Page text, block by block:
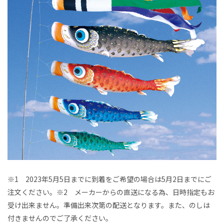
※1 2023年5月5日までに到着をご希望の場合は5月2日までにご
注文ください。※2 メーカーからの直送になる為、日時指定もお
受け出来ません。準備出来次第の配送となります。また、のしは
付きませんのでご了承ください。